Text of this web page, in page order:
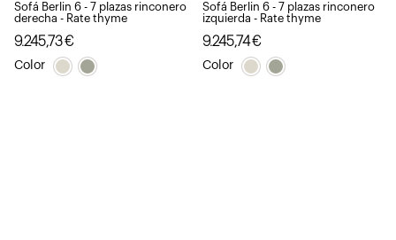
Sofá Berlin 6 - 7 plazas rinconero
derecha - Rate thyme
9.245,73€
Color
Sofá Berlin 6 - 7 plazas rinconero
izquierda - Rate thyme
9.245,74€
Color